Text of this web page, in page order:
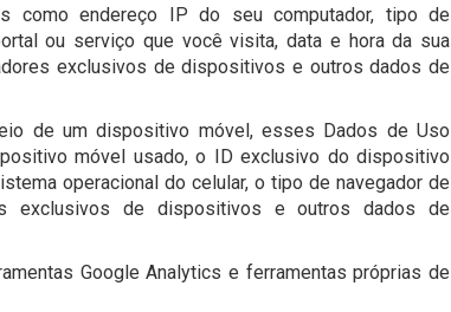
como endereço IP do seu computador, tipo de
ou serviço que você visita, data e hora da sua
exclusivos de dispositivos e outros dados de
de um dispositivo móvel, esses Dados de Uso
móvel usado, o ID exclusivo do dispositivo
operacional do celular, o tipo de navegador de
exclusivos de dispositivos e outros dados de
Google Analytics e ferramentas próprias de